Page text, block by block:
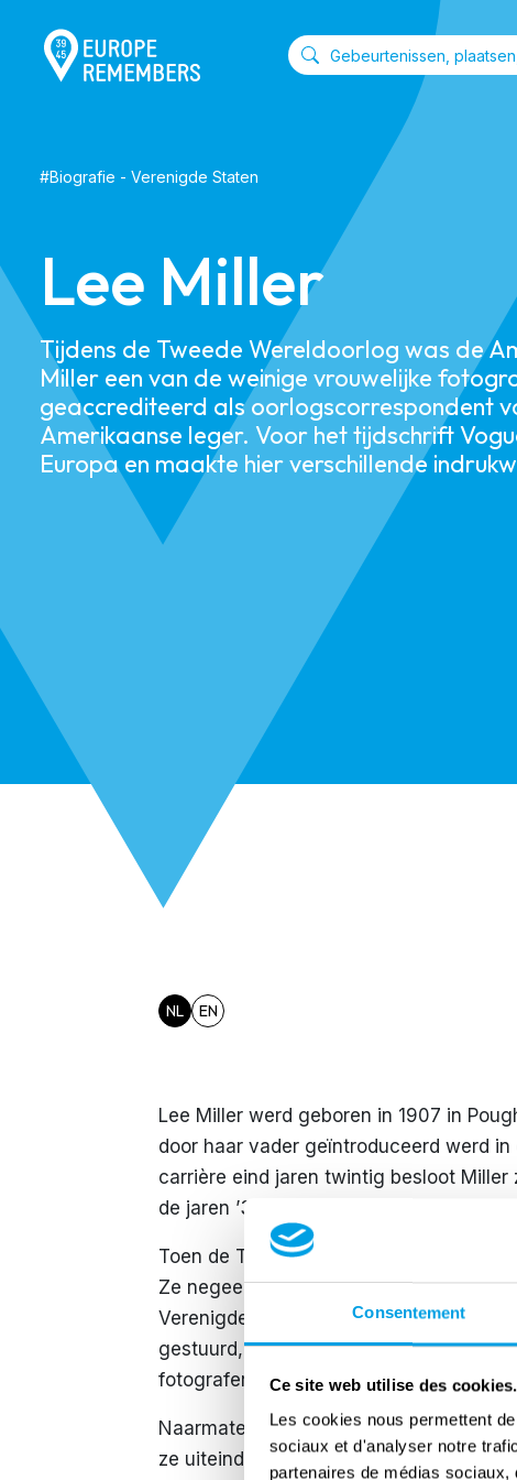
Consentement
Ce site web utilise des cookies.
Les cookies nous permettent
sociaux et d'analyser notre
partenaires de médias
#Biografie - Verenigde Staten
Lee Miller
Tijdens de Tweede Wereldoorlog was de
Miller een van de weinige vrouwelijke
geaccrediteerd als oorlogscorrespondent
Amerikaanse leger. Voor het tijdschrift
Europa en maakte hier verschillende
NL EN
Lee Miller werd geboren in 1907 in
door haar vader geïntroduceerd werd
carrière eind jaren twintig besloot
de jaren ’30 werkte ze in Parijs, New
Toen de Tweede Wereldoorlog uitbrak
Ze negeerde de oproepen van haar
Verenigde Staten. Aangezien de
gestuurd, kreeg Miller de functie van
fotograferen van vrouwen die actief
Naarmate de oorlog vorderde begon
ze uiteindelijk aangesteld als een van